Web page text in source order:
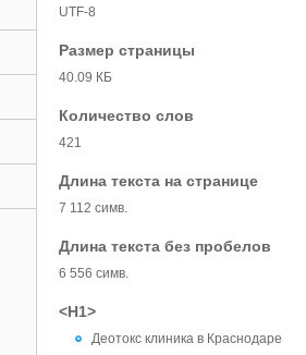
UTF-8
Размер страницы
40.09 КБ
Количество слов
421
Длина текста на странице
7 112 симв.
Длина текста без пробелов
6 556 симв.
<H1>
Деотокс клиника в Краснодаре